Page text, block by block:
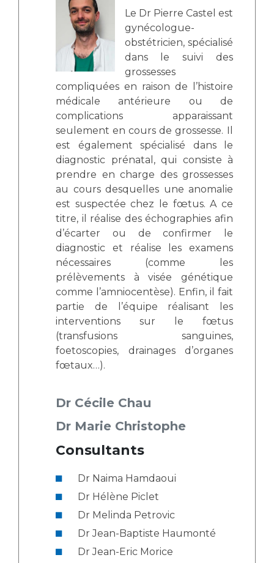
Le Dr Pierre Castel est
gynécologue-
obstétricien, spécialisé
dans le suivi des
grossesses
compliquées en raison de l’histoire
médicale antérieure ou de
complications apparaissant
seulement en cours de grossesse. Il
est également spécialisé dans le
diagnostic prénatal, qui consiste à
prendre en charge des grossesses
au cours desquelles une anomalie
est suspectée chez le fœtus. A ce
titre, il réalise des échographies afin
d’écarter ou de confirmer le
diagnostic et réalise les examens
nécessaires (comme les
prélèvements à visée génétique
comme l’amniocentèse). Enfin, il fait
partie de l’équipe réalisant les
interventions sur le fœtus
(transfusions sanguines,
foetoscopies, drainages d’organes
fœtaux…).
Dr Cécile Chau
Dr Marie Christophe
Consultants
Dr Naima Hamdaoui
Dr Hélène Piclet
Dr Melinda Petrovic
Dr Jean-Baptiste Haumonté
Dr Jean-Eric Morice